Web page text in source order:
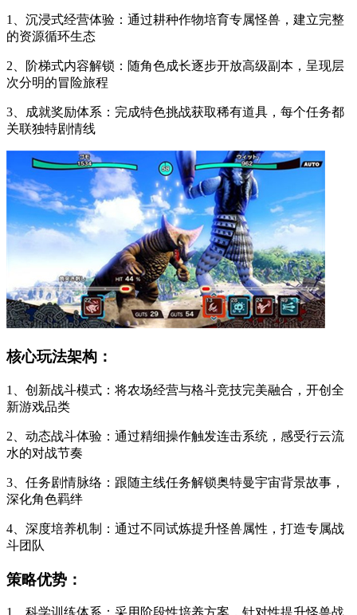
1、沉浸式经营体验：通过耕种作物培育专属怪兽，建立完整
的资源循环生态
2、阶梯式内容解锁：随角色成长逐步开放高级副本，呈现层
次分明的冒险旅程
3、成就奖励体系：完成特色挑战获取稀有道具，每个任务都
关联独特剧情线
核心玩法架构：
1、创新战斗模式：将农场经营与格斗竞技完美融合，开创全
新游戏品类
2、动态战斗体验：通过精细操作触发连击系统，感受行云流
水的对战节奏
3、任务剧情脉络：跟随主线任务解锁奥特曼宇宙背景故事，
深化角色羁绊
4、深度培养机制：通过不同试炼提升怪兽属性，打造专属战
斗团队
策略优势：